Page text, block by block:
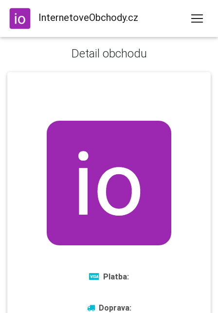
InternetoveObchody.cz
Detail obchodu
Platba:
Doprava: